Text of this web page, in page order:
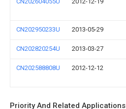
CN202950233U 2013-05-29
CN202820254U 2013-03-27
CN202588808U 2012-12-12
Priority And Related Applications